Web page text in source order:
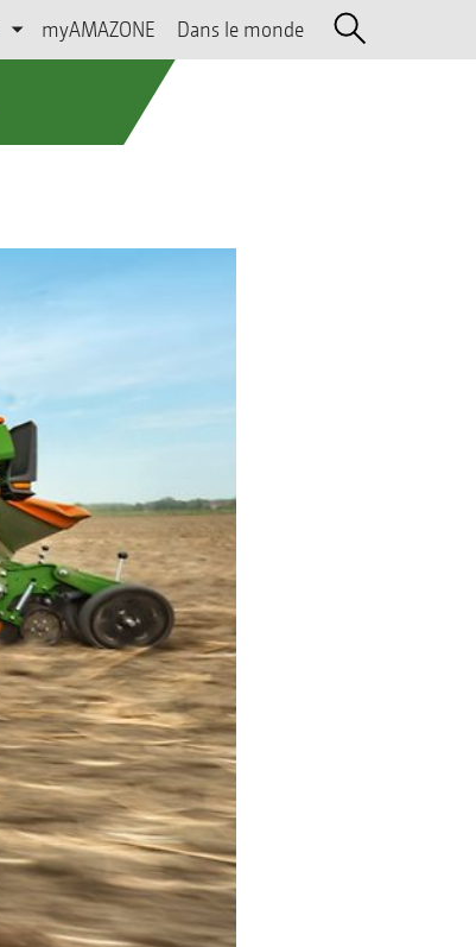
myAMAZONE Dans le monde